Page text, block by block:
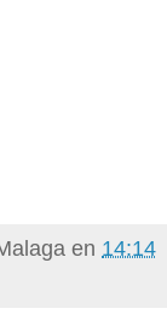
en 14:14